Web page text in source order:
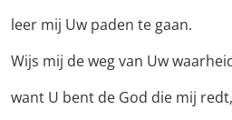
leer mij Uw paden te gaan.
Wijs mij de weg van Uw
want U bent de God die mij redt,